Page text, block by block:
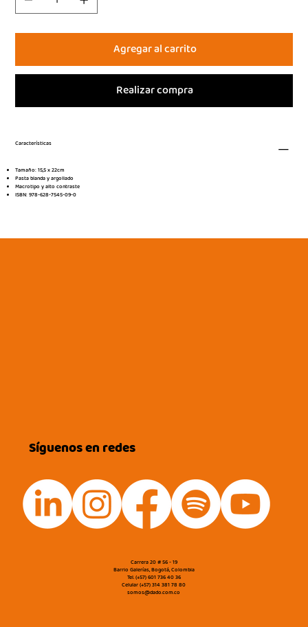
Agregar al carrito
Realizar compra
Características
Tamaño: 15,5 x 22cm
Pasta blanda y argollado
Macrotipo y alto contraste
ISBN: 978-628-7545-09-0
Síguenos en redes
Carrera 20 # 56 - 19
Barrio Galerías, Bogotá, Colombia
Tel. (+57) 601 736 40 36
Celular (+57) 314 381 78 80
somos@dado.com.co